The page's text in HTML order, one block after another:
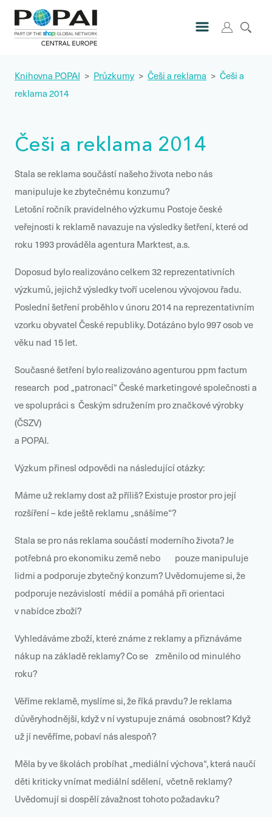
Knihovna POPAI > Průzkumy > Češi a reklama > Češi a
reklama 2014
Češi a reklama 2014
Stala se reklama součástí našeho života nebo nás
manipuluje ke zbytečnému konzumu?
Letošní ročník pravidelného výzkumu Postoje české
veřejnosti k reklamě navazuje na výsledky šetření, které od
roku 1993 prováděla agentura Marktest, a.s.
Doposud bylo realizováno celkem 32 reprezentativních
výzkumů, jejichž výsledky tvoří ucelenou vývojovou řadu.
Poslední šetření proběhlo v únoru 2014 na reprezentativním
vzorku obyvatel České republiky. Dotázáno bylo 997 osob ve
věku nad 15 let.
Současné šetření bylo realizováno agenturou ppm factum
research pod „patronací“ České marketingové společnosti a
ve spolupráci s Českým sdružením pro značkové výrobky
(ČSZV)
a POPAI.
Výzkum přinesl odpovědi na následující otázky:
Máme už reklamy dost až příliš? Existuje prostor pro její
rozšíření – kde ještě reklamu „snášíme“?
Stala se pro nás reklama součástí moderního života? Je
potřebná pro ekonomiku země nebo pouze manipuluje
lidmi a podporuje zbytečný konzum? Uvědomujeme si, že
podporuje nezávislostí médií a pomáhá při orientaci
v nabídce zboží?
Vyhledáváme zboží, které známe z reklamy a přiznáváme
nákup na základě reklamy? Co se změnilo od minulého
roku?
Věříme reklamě, myslíme si, že říká pravdu? Je reklama
důvěryhodnější, když v ní vystupuje známá osobnost? Když
už jí nevěříme, pobaví nás alespoň?
Měla by ve školách probíhat „mediální výchova“, která naučí
děti kriticky vnímat mediální sdělení, včetně reklamy?
Uvědomují si dospělí závažnost tohoto požadavku?